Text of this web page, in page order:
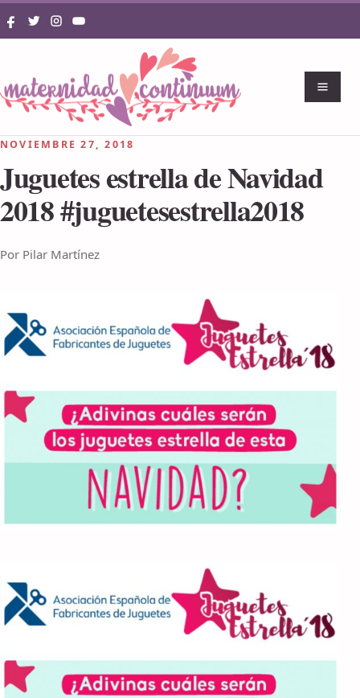
NOVIEMBRE 27, 2018
Juguetes estrella de Navidad
2018 #juguetesestrella2018
Por Pilar Martínez